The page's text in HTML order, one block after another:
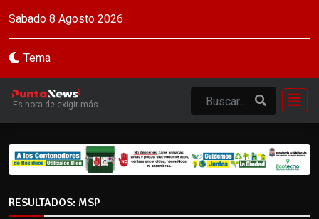
Sabado 8 Agosto 2026
Tema
Es hora de exigir más
RESULTADOS: MSP